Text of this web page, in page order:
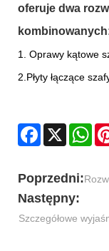
oferuje dwa
1. Oprawy kątowe
2.Płyty łączące
Facebook
X
Poprzedni:
Następny:
Szczegółowe